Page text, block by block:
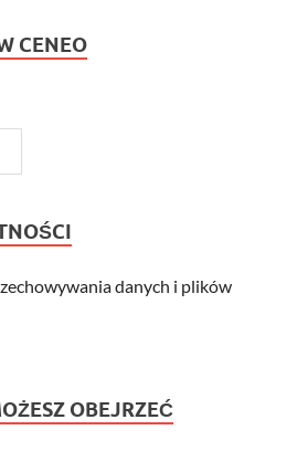
CENEO
danych i plików
OBEJRZEĆ